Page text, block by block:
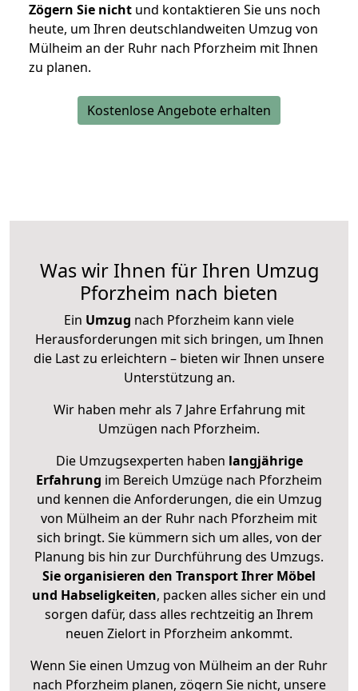
Zögern Sie nicht und kontaktieren Sie uns noch
heute, um Ihren deutschlandweiten Umzug von
Mülheim an der Ruhr nach Pforzheim mit Ihnen
zu planen.
Kostenlose Angebote erhalten
Was wir Ihnen für Ihren Umzug
Pforzheim nach bieten
Ein Umzug nach Pforzheim kann viele
Herausforderungen mit sich bringen, um Ihnen
die Last zu erleichtern – bieten wir Ihnen unsere
Unterstützung an.
Wir haben mehr als 7 Jahre Erfahrung mit
Umzügen nach Pforzheim.
Die Umzugsexperten haben langjährige
Erfahrung im Bereich Umzüge nach Pforzheim
und kennen die Anforderungen, die ein Umzug
von Mülheim an der Ruhr nach Pforzheim mit
sich bringt. Sie kümmern sich um alles, von der
Planung bis hin zur Durchführung des Umzugs.
Sie organisieren den Transport Ihrer Möbel
und Habseligkeiten, packen alles sicher ein und
sorgen dafür, dass alles rechtzeitig an Ihrem
neuen Zielort in Pforzheim ankommt.
Wenn Sie einen Umzug von Mülheim an der Ruhr
nach Pforzheim planen, zögern Sie nicht, unsere